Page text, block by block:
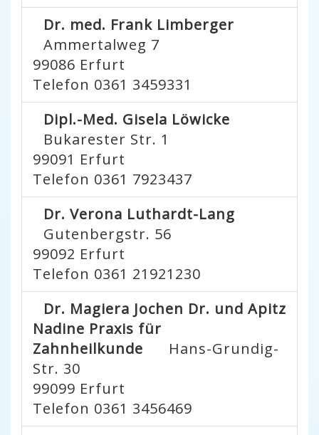
Dr. med. Frank Limberger
Ammertalweg 7
99086 Erfurt
Telefon 0361 3459331
Dipl.-Med. Gisela Löwicke
Bukarester Str. 1
99091 Erfurt
Telefon 0361 7923437
Dr. Verona Luthardt-Lang
Gutenbergstr. 56
99092 Erfurt
Telefon 0361 21921230
Dr. Magiera Jochen Dr. und Apitz
Nadine Praxis für
Zahnheilkunde
Hans-Grundig-
Str. 30
99099 Erfurt
Telefon 0361 3456469